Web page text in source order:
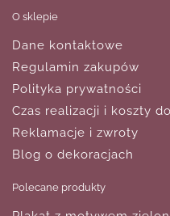
O sklepie
Dane kontaktowe
Regulamin zakupów
Polityka prywatności
Czas realizacji i koszty
Reklamacje i zwroty
Blog o dekoracjach
Polecane produkty